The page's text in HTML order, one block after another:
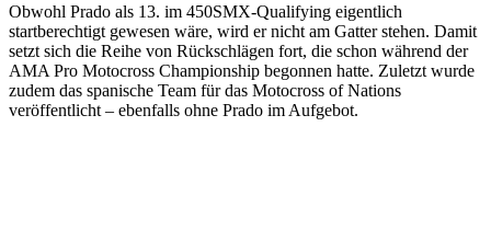
Obwohl Prado als 13. im 450SMX-Qualifying eigentlich
startberechtigt gewesen wäre, wird er nicht am Gatter stehen. Damit
setzt sich die Reihe von Rückschlägen fort, die schon während der
AMA Pro Motocross Championship begonnen hatte. Zuletzt wurde
zudem das spanische Team für das Motocross of Nations
veröffentlicht – ebenfalls ohne Prado im Aufgebot.